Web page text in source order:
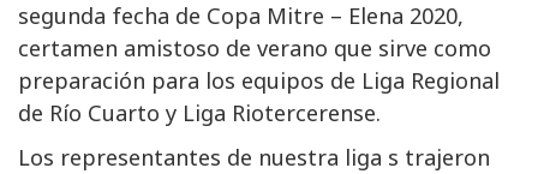
segunda fecha de Copa Mitre – Elena 2020,
certamen amistoso de verano que sirve como
preparación para los equipos de Liga Regional
de Río Cuarto y Liga Riotercerense.
Los representantes de nuestra liga s trajeron